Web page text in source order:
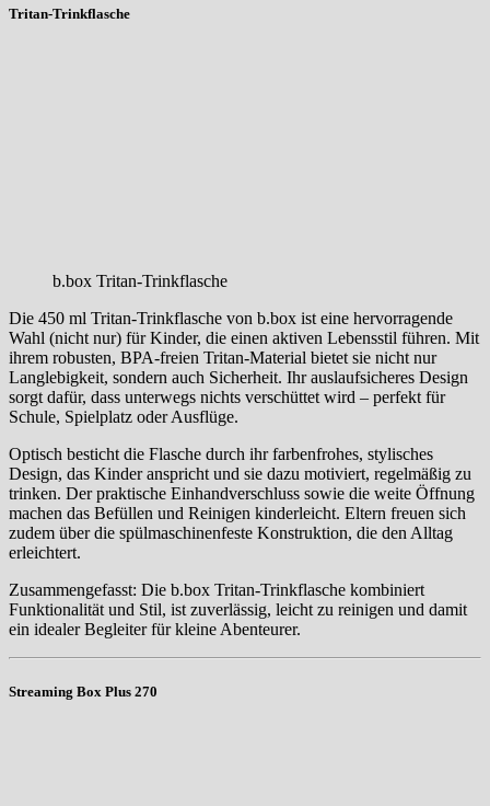
Tritan-Trinkflasche
b.box Tritan-Trinkflasche
Die 450 ml Tritan-Trinkflasche von b.box ist eine hervorragende
Wahl (nicht nur) für Kinder, die einen aktiven Lebensstil führen. Mit
ihrem robusten, BPA-freien Tritan-Material bietet sie nicht nur
Langlebigkeit, sondern auch Sicherheit. Ihr auslaufsicheres Design
sorgt dafür, dass unterwegs nichts verschüttet wird – perfekt für
Schule, Spielplatz oder Ausflüge.
Optisch besticht die Flasche durch ihr farbenfrohes, stylisches
Design, das Kinder anspricht und sie dazu motiviert, regelmäßig zu
trinken. Der praktische Einhandverschluss sowie die weite Öffnung
machen das Befüllen und Reinigen kinderleicht. Eltern freuen sich
zudem über die spülmaschinenfeste Konstruktion, die den Alltag
erleichtert.
Zusammengefasst: Die b.box Tritan-Trinkflasche kombiniert
Funktionalität und Stil, ist zuverlässig, leicht zu reinigen und damit
ein idealer Begleiter für kleine Abenteurer.
Streaming Box Plus 270